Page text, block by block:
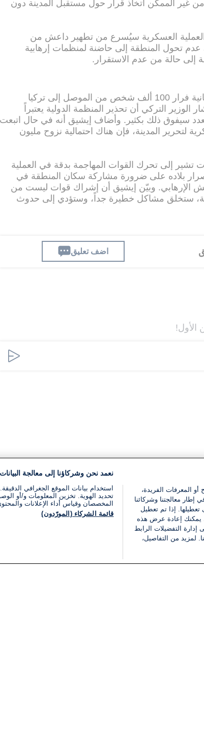
من غير الممكن اتخاذ قرار حول مستقبل المدينة دون
العسكرية سيُسرع من تطهير داعش من
عدم تحول المنطقة إلى حاضنة لمنظمات إرهابية
إلى حالة من عدم الاستقرار.
وبخصوص تحذير الأمم المتحدة بإمكانية فرار 100 ألف شخص من الموصل إلى تركيا
الوزير التركي أن تحذير المنظمة الدولية يعتبراً
سيفوق ذلك بكثير. وأضاف إيشيق أنه في حال اتبعت
لتحرير المدينة، فإن هناك احتمالية نزوح مليون
تشير إلى تحرك القوات المهاجمة بدقة في العملية
بلاده على ضرورة مشاركة سكان المنطقة في
الإرهابي. وبيّن إيشيق أن إشراك قوات ليست من
ستخلق مشاكل خطيرة جداً، وستؤدي إلى حدوث
اضف تعليق
الأول!
أو المعرفات الفريدة،
معالجتنا وشركائنا
إذا تم تعطيل
يمكنك إعادة عرض هذه
التفضيلات الرابط
لمزيد من التفاصيل،
نعمد نحن وشركاؤنا إلى معالجة
استخدام بيانات الموقع الجغرافي
تحديد الهوية. تخزين المعلومات و/أو
المخصصان وقياس أداء الإعلانات
قائمة الشركاء (المورّدون)